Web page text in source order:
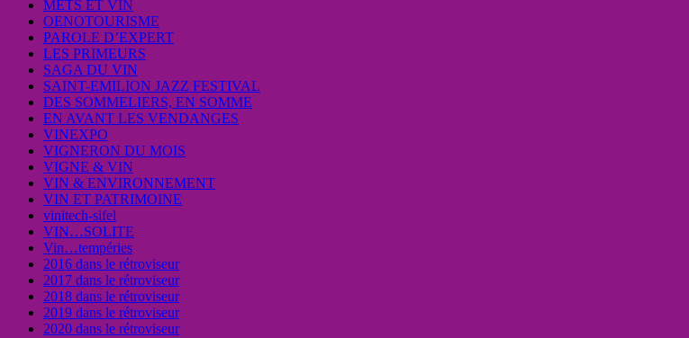
METS ET VIN
OENOTOURISME
PAROLE D’EXPERT
LES PRIMEURS
SAGA DU VIN
SAINT-EMILION JAZZ FESTIVAL
DES SOMMELIERS, EN SOMME
EN AVANT LES VENDANGES
VINEXPO
VIGNERON DU MOIS
VIGNE & VIN
VIN & ENVIRONNEMENT
VIN ET PATRIMOINE
vinitech-sifel
VIN…SOLITE
Vin…tempéries
2016 dans le rétroviseur
2017 dans le rétroviseur
2018 dans le rétroviseur
2019 dans le rétroviseur
2020 dans le rétroviseur